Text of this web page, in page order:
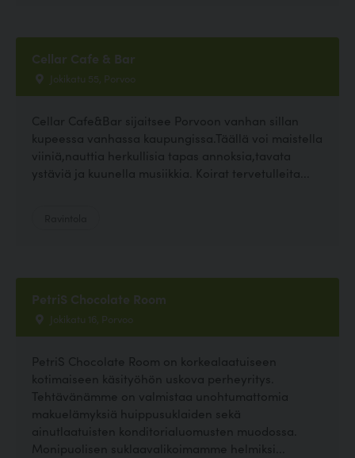
Cellar Cafe & Bar
Jokikatu 55, Porvoo
Cellar Cafe&Bar sijaitsee Porvoon vanhan sillan
kupeessa vanhassa kaupungissa.Täällä voi maistella
viiniä,nauttia herkullisia tapas annoksia,tavata
ystäviä ja kuunella musiikkia. Koirat tervetulleita...
PetriS Chocolate Room
Jokikatu 16, Porvoo
PetriS Chocolate Room on korkealaatuiseen
kotimaiseen käsityöhön uskova perheyritys.
Tehtävänämme on valmistaa unohtumattomia
makuelämyksiä huippusuklaiden sekä
ainutlaatuisten konditorialuomusten muodossa.
Monipuolisen suklaavalikoimamme helmiksi...